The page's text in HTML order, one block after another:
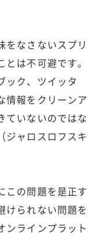
をなさないスプリ
は不可避です。
ック、ツイッタ
情報をクリーンア
ていないのではな
ジャロスロフスキ
この問題を是正す
けられない問題を
ンラインプラット